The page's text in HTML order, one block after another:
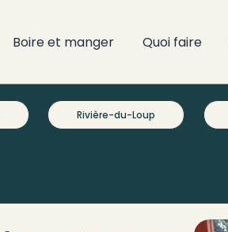
Boire et manger Quoi faire
Rivière-du-Loup